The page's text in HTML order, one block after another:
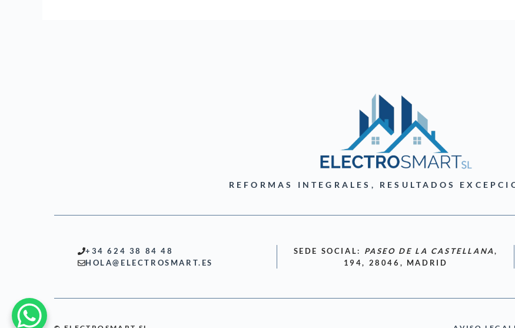
REFORMAS INTEGRALES, RESULTADOS
+34 624 38 84 48
HOLA@ELECTROSMART.ES
SEDE SOCIAL: PASEO DE LA CASTELLANA,
194, 28046, MADRID